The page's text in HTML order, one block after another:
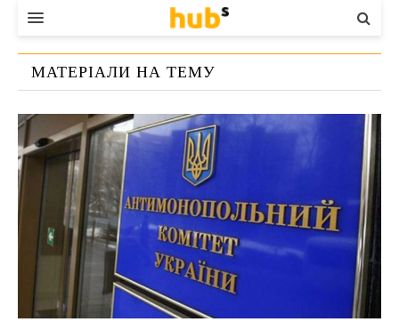
ВЛАДА
ЕКОНОМІКА
БІЗНЕС
СТАРТЕР
КОНТАКТИ
МАТЕРІАЛИ НА ТЕМУ